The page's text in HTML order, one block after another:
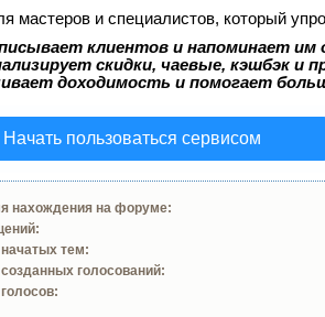
мастеров и специалистов, который
клиентов и напоминает им
скидки, чаевые, кэшбэк и
доходимость и помогает
Начать пользоваться сервисом
нахождения на форуме:
тем:
голосований: